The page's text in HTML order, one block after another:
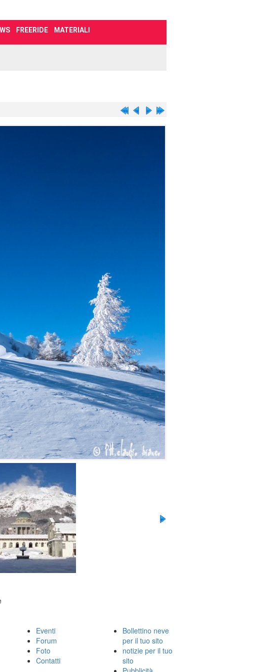
FREERIDE MATERIALI
Eventi
Forum
Foto
Contatti
Bollettino neve
per il tuo sito
notizie per il tuo
sito